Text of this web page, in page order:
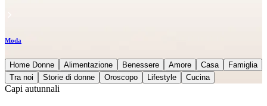
Moda
Home Donne Alimentazione Benessere Amore Casa
Famiglia
Tra noi
Storie di donne Oroscopo Lifestyle Cucina
Capi autunnali